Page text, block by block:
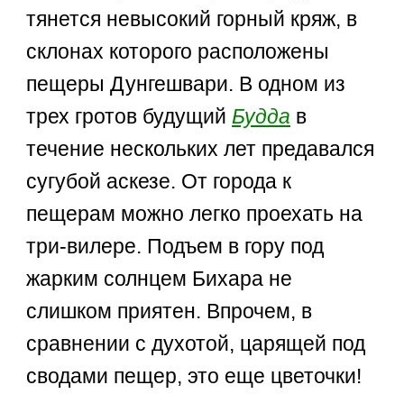
тянется невысокий горный кряж, в
склонах которого расположены
пещеры Дунгешвари. В одном из
трех гротов будущий Будда в
течение нескольких лет предавался
сугубой аскезе. От города к
пещерам можно легко проехать на
три-вилере. Подъем в гору под
жарким солнцем Бихара не
слишком приятен. Впрочем, в
сравнении с духотой, царящей под
сводами пещер, это еще цветочки!